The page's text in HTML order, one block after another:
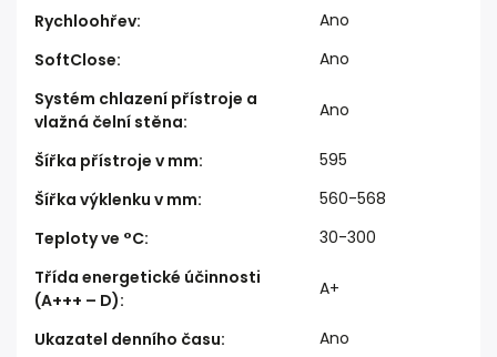
Rychloohřev:
Ano
SoftClose:
Ano
Systém chlazení přístroje a
vlažná čelní stěna:
Ano
Šířka přístroje v mm:
595
Šířka výklenku v mm:
560-568
Teploty ve °C:
30-300
Třída energetické účinnosti
(A+++ – D):
A+
Ukazatel denního času:
Ano